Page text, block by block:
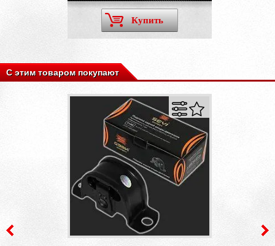
Купить
С этим товаром покупают